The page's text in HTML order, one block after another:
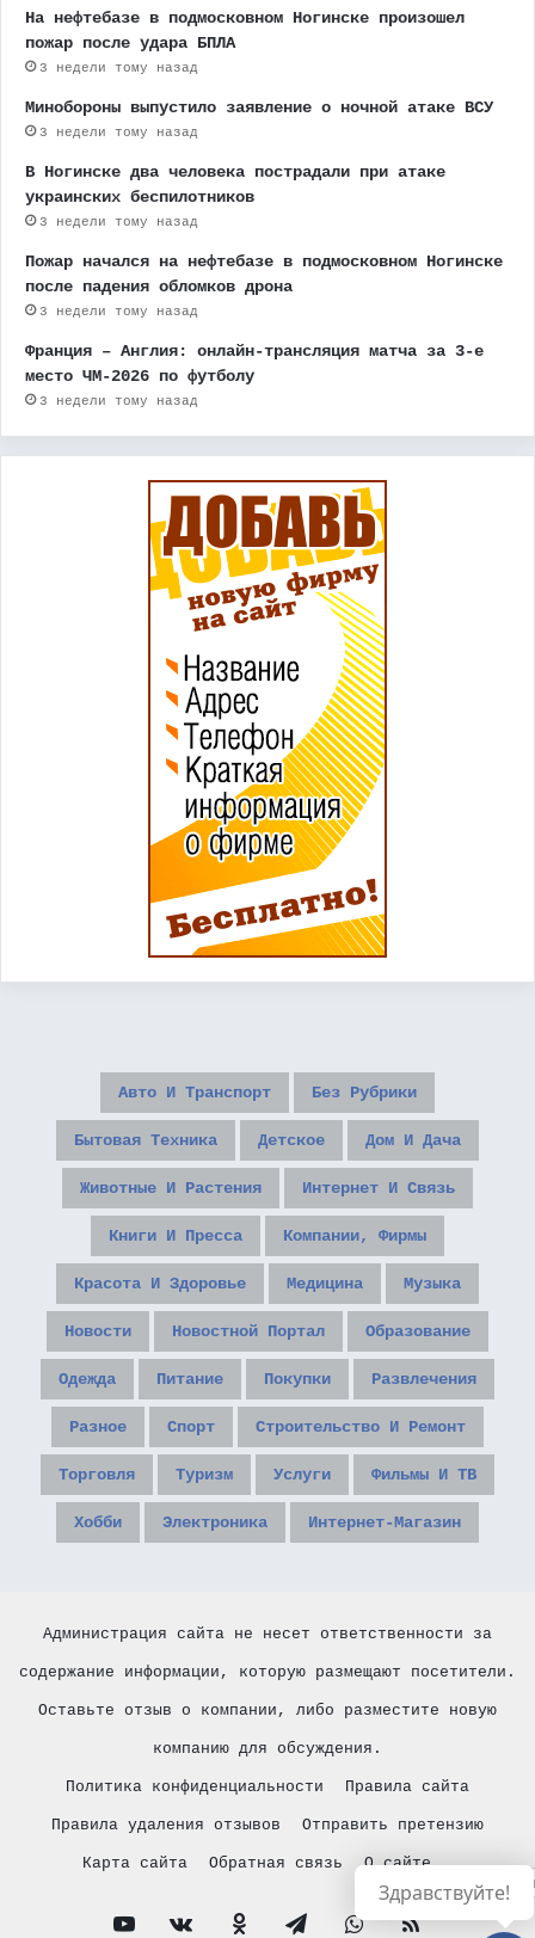
На нефтебазе в подмосковном Ногинске произошел
пожар после удара БПЛА
3 недели тому назад
Минобороны выпустило заявление о ночной атаке ВСУ
3 недели тому назад
В Ногинске два человека пострадали при атаке
украинских беспилотников
3 недели тому назад
Пожар начался на нефтебазе в подмосковном Ногинске
после падения обломков дрона
3 недели тому назад
Франция – Англия: онлайн-трансляция матча за 3-е
место ЧМ-2026 по футболу
3 недели тому назад
Авто И Транспорт Без Рубрики
Бытовая Техника Детское Дом И Дача
Животные И Растения Интернет И Связь
Книги И Пресса Компании, Фирмы
Красота И Здоровье Медицина Музыка
Новости Новостной Портал Образование
Одежда Питание Покупки Развлечения
Разное Спорт Строительство И Ремонт
Торговля Туризм Услуги Фильмы И ТВ
Хобби Электроника Интернет-Магазин
Администрация сайта не несет ответственности за
содержание информации, которую размещают посетители.
Оставьте отзыв о компании, либо разместите новую
компанию для обсуждения.
Политика конфиденциальности Правила сайта
Правила удаления отзывов Отправить претензию
Карта сайта Обратная связь
О сайте
YouTubevk.comОдноклассники
TelegramWhatsApp
RSS
Здравствуйте!